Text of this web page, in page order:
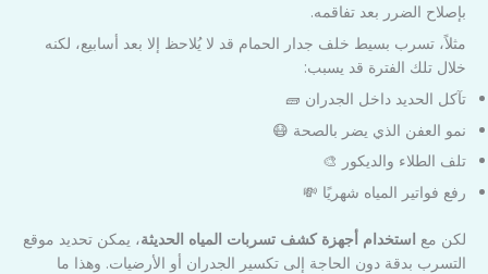
بإصلاح الضرر بعد تفاقمه.
مثلاً، تسرب بسيط خلف جدار الحمام قد لا يُلاحظ إلا بعد أسابيع، لكنه
خلال تلك الفترة قد يسبب:
تآكل الحديد داخل الجدران 🧱
نمو العفن الذي يضر بالصحة 😷
تلف الطلاء والديكور 🎨
رفع فواتير المياه شهريًا 💸
لكن مع استخدام أجهزة كشف تسربات المياه الحديثة، يمكن تحديد موقع
التسرب بدقة دون الحاجة إلى تكسير الجدران أو الأرضيات. وهذا ما